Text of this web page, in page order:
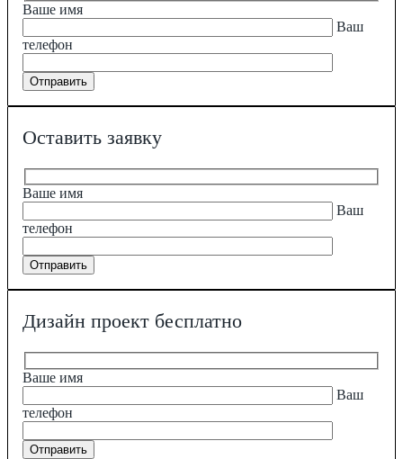
Ваше имя
Ваш
телефон
Оставить заявку
Ваше имя
Ваш
телефон
Дизайн проект бесплатно
Ваше имя
Ваш
телефон